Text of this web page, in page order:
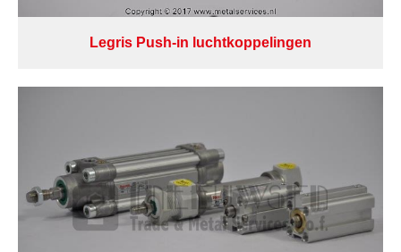
Legris Push-in luchtkoppelingen